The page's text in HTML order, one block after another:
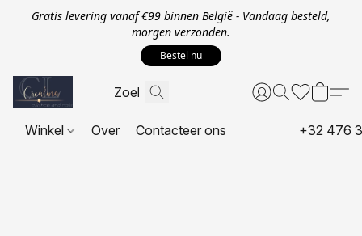
Gratis levering vanaf €99 binnen België - Vandaag besteld,
morgen verzonden.
Bestel nu
Winkel Over Contacteer ons +32 476